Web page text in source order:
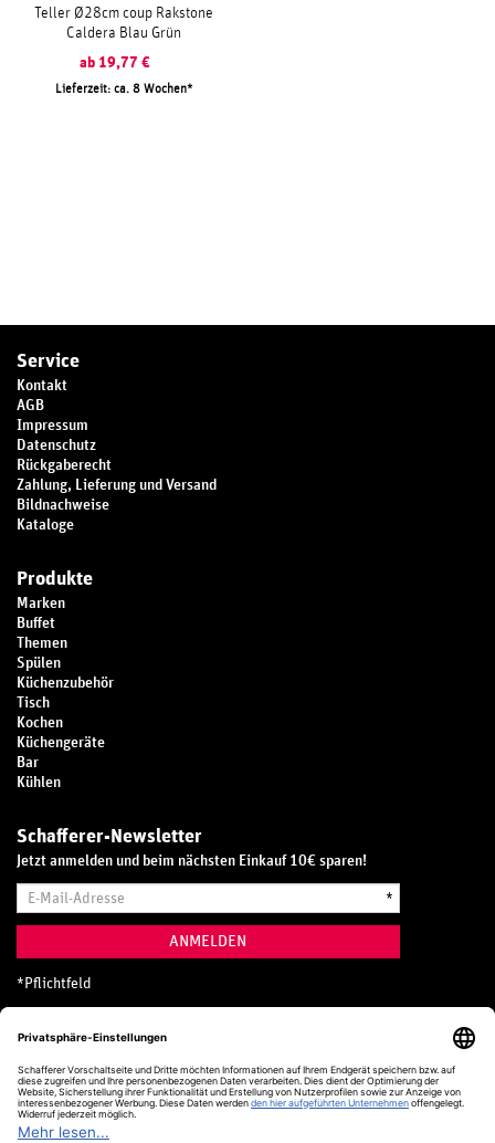
Teller Ø28cm coup Rakstone
Caldera Blau Grün
ab 19,77 €
Lieferzeit: ca. 8 Wochen
Service
Kontakt
AGB
Impressum
Datenschutz
Rückgaberecht
Zahlung, Lieferung und Versand
Bildnachweise
Kataloge
Produkte
Marken
Buffet
Themen
Spülen
Küchenzubehör
Tisch
Kochen
Küchengeräte
Bar
Kühlen
Schafferer-Newsletter
Jetzt anmelden und beim nächsten Einkauf 10€ sparen!
Mail-
*
ANMELDEN
* Pflichtfeld
Hotline
0800 20 70 300 (D)
Kostenlos aus dem deutschen Festnetz
24 Stunden / 365 Tage im Jahr